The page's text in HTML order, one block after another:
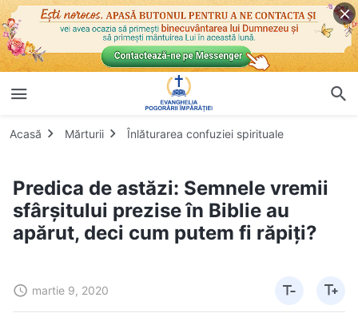
Acasă Mărturii Înlăturarea confuziei spirituale
Predica de astăzi: Semnele vremii
sfârșitului prezise în Biblie au
apărut, deci cum putem fi răpiți?
martie 9, 2020